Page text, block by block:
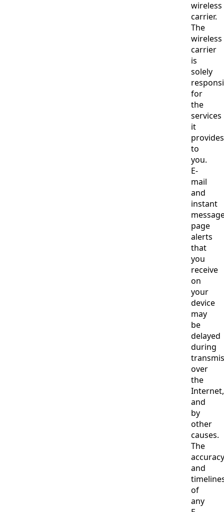
wireless
carrier.
The
wireless
carrier
is
solely
for
the
services
it
provides
to
you.
E-
mail
and
instant
page
alerts
that
you
receive
on
your
device
may
be
delayed
during
over
the
Internet,
and
by
other
causes.
The
accuracy
and
of
any